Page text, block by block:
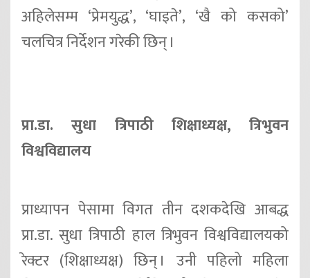
अहिलेसम्म ‘प्रेमयुद्ध’, ‘घाइते’, ‘खै को कसको’
चलचित्र निर्देशन गरेकी छिन् ।
प्रा.डा. सुधा त्रिपाठी शिक्षाध्यक्ष, त्रिभुवन
विश्वविद्यालय
प्राध्यापन पेसामा विगत तीन दशकदेखि आबद्ध
प्रा.डा. सुधा त्रिपाठी हाल त्रिभुवन विश्वविद्यालयको
रेक्टर (शिक्षाध्यक्ष) छिन् । उनी पहिलो महिला